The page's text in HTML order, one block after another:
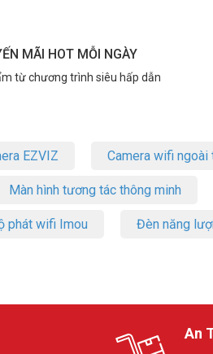
MÃI HOT MỖI NGÀY
từ chương trình siêu hấp dẫn
EZVIZ Camera wifi ngoài
Màn hình tương tác thông minh
phát wifi Imou Đèn năng
An